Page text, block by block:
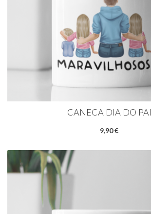
CANECA DIA DO PAI
9,90 €